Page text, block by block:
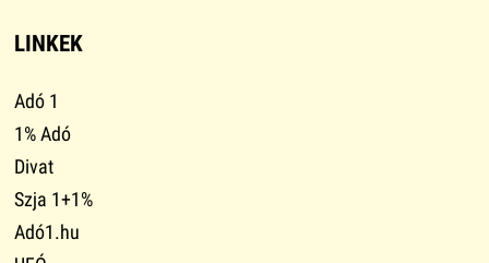
LINKEK
Adó 1
1% Adó
Divat
Szja 1+1%
Adó1.hu